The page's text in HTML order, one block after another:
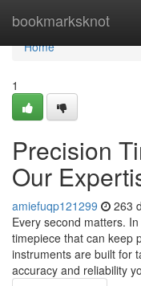
bookmarksknot
Home
Home
1
Precision
Our
amiefuqp121299 263
Every second matters.
timepiece that can keep
instruments are built for
accuracy and reliability